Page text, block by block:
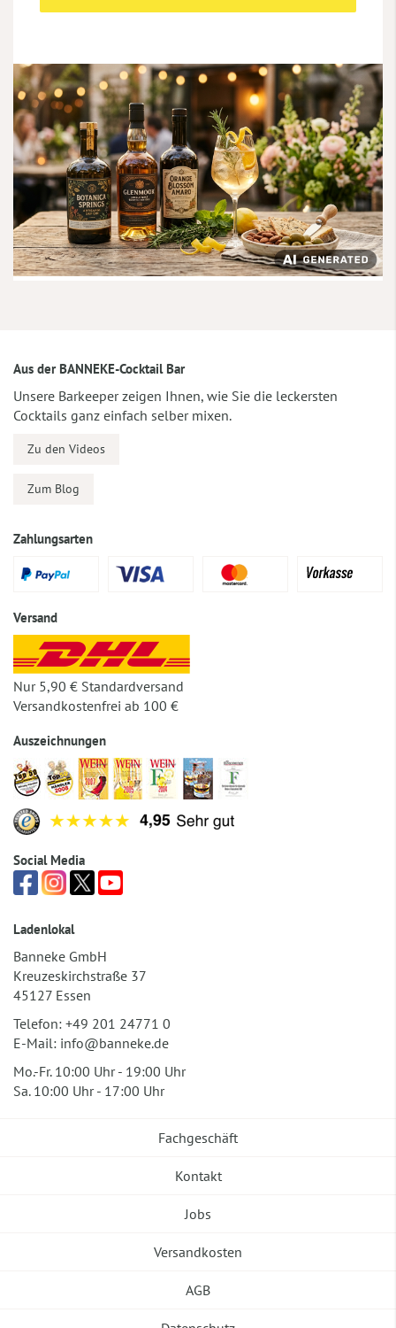
Aus der BANNEKE-Cocktail Bar
Unsere Barkeeper zeigen Ihnen, wie Sie die leckersten
Cocktails ganz einfach selber mixen.
Zu den Videos
Zum Blog
Zahlungsarten
Versand
Nur 5,90 € Standardversand
Versandkostenfrei ab 100 €
Auszeichnungen
Social Media
Ladenlokal
Banneke GmbH
Kreuzeskirchstraße 37
45127 Essen
Telefon: +49 201 24771 0
E-Mail: info@banneke.de
Mo.-Fr. 10:00 Uhr - 19:00 Uhr
Sa. 10:00 Uhr - 17:00 Uhr
Fachgeschäft
Kontakt
Jobs
Versandkosten
AGB